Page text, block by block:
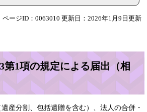
ページID：0063010 更新日：2026年1月9日更新
第1項の規定による届出（相
産分割、包括遺贈を含む）、法人の合併・